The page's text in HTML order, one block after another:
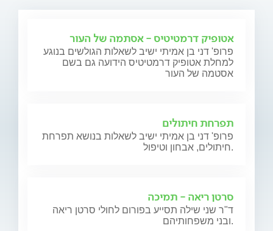
אטופיק דרמטיטיס - אסתמה של העור
פרופ' דני בן אמיתי ישיב לשאלות הגולשים בנוגע
למחלת אטופיק דרמטיטיס הידועה גם בשם
אסטמה של העור
תפרחת חיתולים
פרופ' דני בן אמיתי ישיב לשאלות בנושא תפרחת
חיתולים, אבחון וטיפול.
סרטן ריאה - תמיכה
ד"ר שני שילה תסייע בפורום לחולי סרטן ריאה
ובני משפחותיהם.